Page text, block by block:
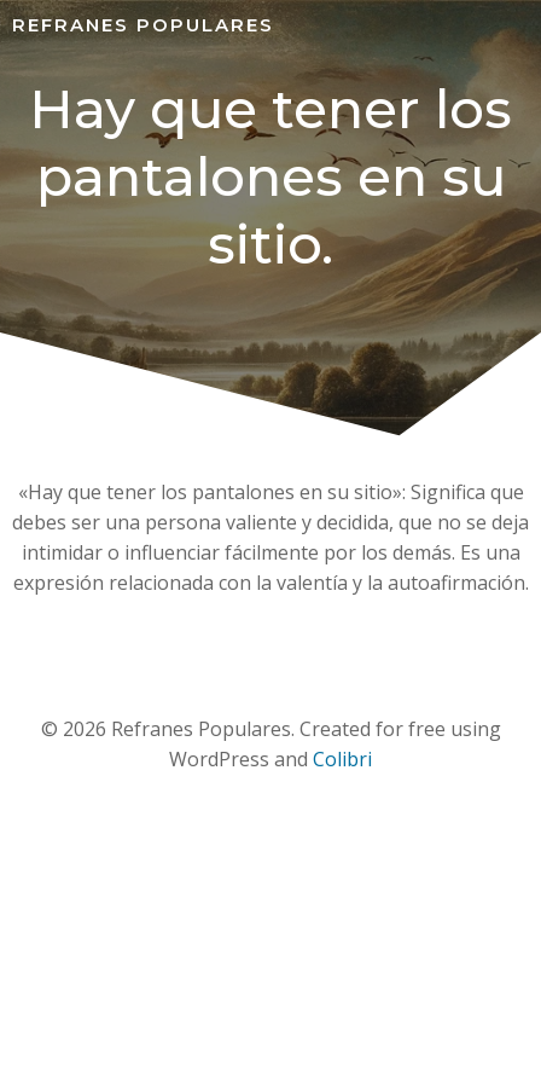
REFRANES POPULARES
Hay que tener los
pantalones en su
sitio.
«Hay que tener los pantalones en su sitio»: Significa que
debes ser una persona valiente y decidida, que no se deja
intimidar o influenciar fácilmente por los demás. Es una
expresión relacionada con la valentía y la autoafirmación.
© 2026 Refranes Populares. Created for free using
WordPress and Colibri